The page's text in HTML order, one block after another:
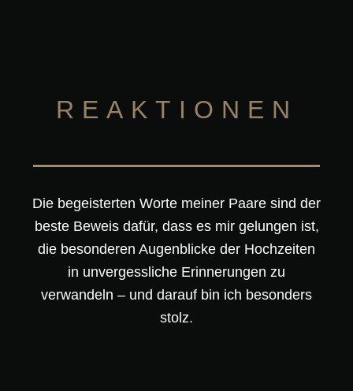
REAKTIONEN
Die begeisterten Worte meiner Paare sind der
beste Beweis dafür, dass es mir gelungen ist,
die besonderen Augenblicke der Hochzeiten
in unvergessliche Erinnerungen zu
verwandeln – und darauf bin ich besonders
stolz.